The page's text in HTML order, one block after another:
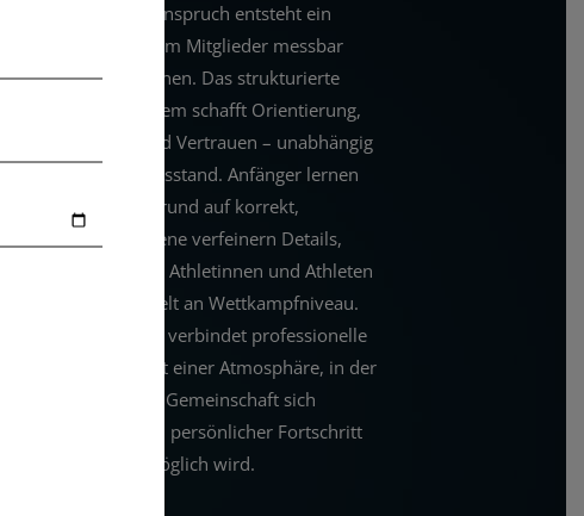
Aus diesem Anspruch entsteht ein
Umfeld, in dem Mitglieder messbar
wachsen können. Das strukturierte
Trainingssystem schafft Orientierung,
Sicherheit und Vertrauen – unabhängig
vom Leistungsstand. Anfänger lernen
Boxen von Grund auf korrekt,
Fortgeschrittene verfeinern Details,
ambitionierte Athletinnen und Athleten
arbeiten gezielt an Wettkampfniveau.
Brave Boxing verbindet professionelle
Standards mit einer Atmosphäre, in der
Disziplin und Gemeinschaft sich
ergänzen und persönlicher Fortschritt
nachhaltig möglich wird.